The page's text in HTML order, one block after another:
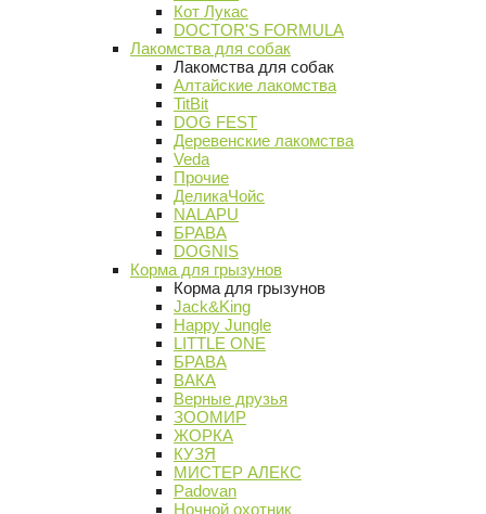
Кот Лукас
DOCTOR'S FORMULA
Лакомства для собак
Лакомства для собак
Алтайские лакомства
TitBit
DOG FEST
Деревенские лакомства
Veda
Прочие
ДеликаЧойс
NALAPU
БРАВА
DOGNIS
Корма для грызунов
Корма для грызунов
Jack&King
Happy Jungle
LITTLE ONE
БРАВА
ВАКА
Верные друзья
ЗООМИР
ЖОРКА
КУЗЯ
МИСТЕР АЛЕКС
Padovan
Ночной охотник